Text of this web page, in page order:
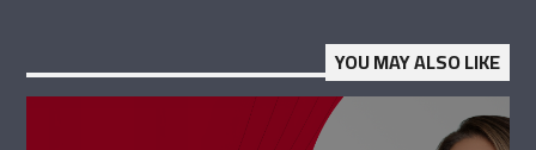
YOU MAY ALSO LIKE